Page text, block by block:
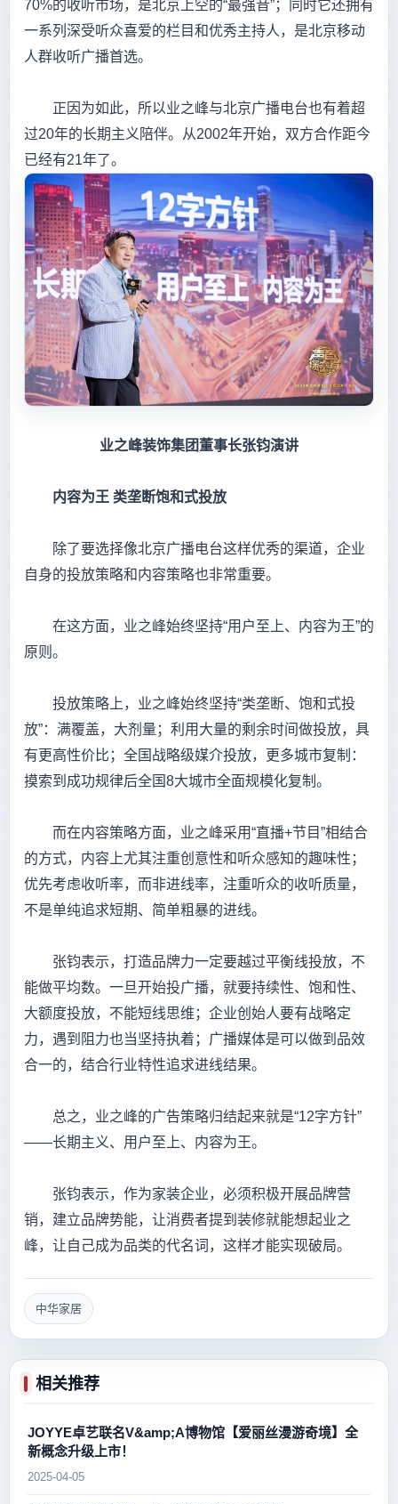
70%的收听市场，是北京上空的“最强音”；同时它还拥有
一系列深受听众喜爱的栏目和优秀主持人，是北京移动
人群收听广播首选。
正因为如此，所以业之峰与北京广播电台也有着超
过20年的长期主义陪伴。从2002年开始，双方合作距今
已经有21年了。
业之峰装饰集团董事长张钧演讲
内容为王 类垄断饱和式投放
除了要选择像北京广播电台这样优秀的渠道，企业
自身的投放策略和内容策略也非常重要。
在这方面，业之峰始终坚持“用户至上、内容为王”的
原则。
投放策略上，业之峰始终坚持“类垄断、饱和式投
放”：满覆盖，大剂量；利用大量的剩余时间做投放，具
有更高性价比；全国战略级媒介投放，更多城市复制：
摸索到成功规律后全国8大城市全面规模化复制。
而在内容策略方面，业之峰采用“直播+节目”相结合
的方式，内容上尤其注重创意性和听众感知的趣味性；
优先考虑收听率，而非进线率，注重听众的收听质量，
不是单纯追求短期、简单粗暴的进线。
张钧表示，打造品牌力一定要越过平衡线投放，不
能做平均数。一旦开始投广播，就要持续性、饱和性、
大额度投放，不能短线思维；企业创始人要有战略定
力，遇到阻力也当坚持执着；广播媒体是可以做到品效
合一的，结合行业特性追求进线结果。
总之，业之峰的广告策略归结起来就是“12字方针”
——长期主义、用户至上、内容为王。
张钧表示，作为家装企业，必须积极开展品牌营
销，建立品牌势能，让消费者提到装修就能想起业之
峰，让自己成为品类的代名词，这样才能实现破局。
中华家居
相关推荐
JOYYE卓艺联名V&amp;A博物馆【爱丽丝漫游奇境】全
新概念升级上市！
2025-04-05